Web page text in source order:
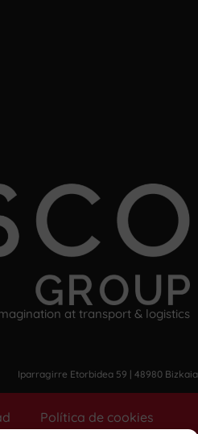
at transport & logistics
Iparragirre Etorbidea 59 | 48980 Bizkaia
Política de cookies